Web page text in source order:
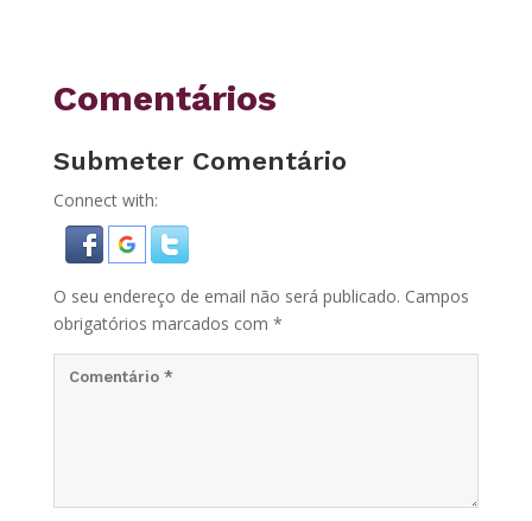
Comentários
Submeter Comentário
Connect with:
O seu endereço de email não será publicado. Campos
obrigatórios marcados com *